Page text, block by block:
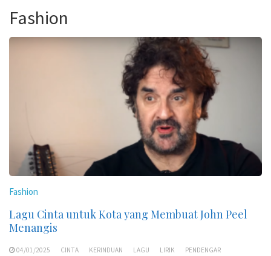
Fashion
Fashion
Lagu Cinta untuk Kota yang Membuat John Peel
Menangis
04/01/2025 CINTA KERINDUAN LAGU LIRIK PENDENGAR